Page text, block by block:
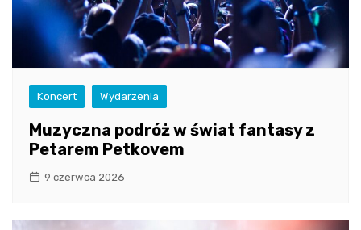
Koncert Wydarzenia
Muzyczna podróż w świat fantasy z
Petarem Petkovem
9 czerwca 2026